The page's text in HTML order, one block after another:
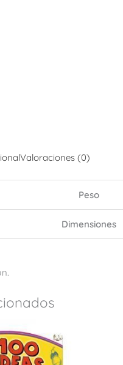
Valoraciones (0)
Peso
Dimensiones